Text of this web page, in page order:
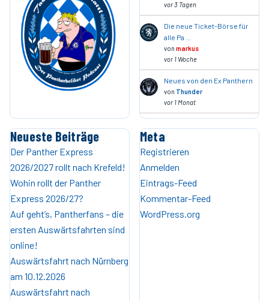
vor 3 Tagen
Die neue Ticket-Börse für
alle Pa …
von markus
vor 1 Woche
Neues von den Ex Panthern
von Thunder
vor 1 Monat
Neueste Beiträge
Der Panther Express
2026/2027 rollt nach Krefeld!
Wohin rollt der Panther
Express 2026/27?
Auf geht’s, Pantherfans – die
ersten Auswärtsfahrten sind
online!
Auswärtsfahrt nach Nürnberg
am 10.12.2026
Auswärtsfahrt nach
Meta
Registrieren
Anmelden
Eintrags-Feed
Kommentar-Feed
WordPress.org